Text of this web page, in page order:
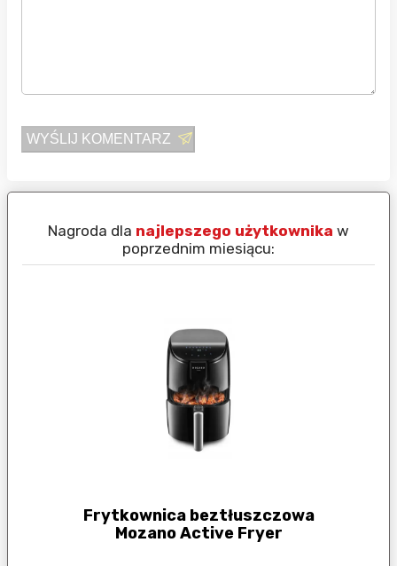
WYŚLIJ KOMENTARZ
Nagroda dla najlepszego użytkownika w
poprzednim miesiącu:
Frytkownica beztłuszczowa
Mozano Active Fryer